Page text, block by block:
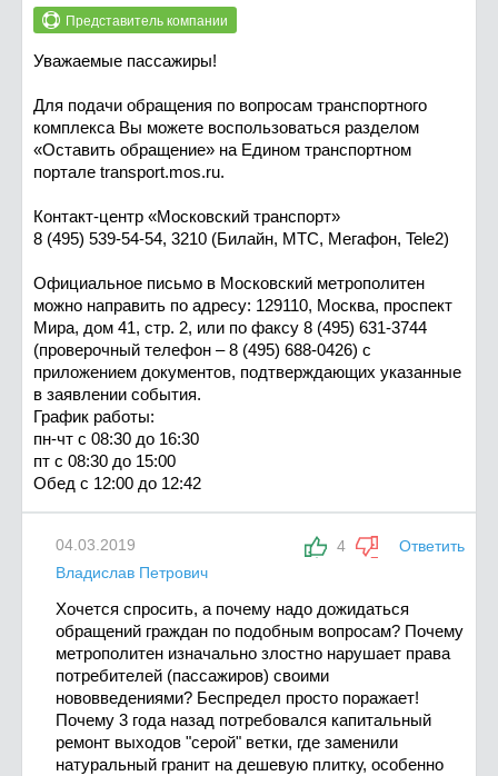
Представитель компании
Уважаемые пассажиры!
Для подачи обращения по вопросам транспортного
комплекса Вы можете воспользоваться разделом
«Оставить обращение» на Едином транспортном
портале transport.mos.ru.
Контакт-центр «Московский транспорт»
8 (495) 539-54-54, 3210 (Билайн, МТС, Мегафон, Tele2)
Официальное письмо в Московский метрополитен
можно направить по адресу: 129110, Москва, проспект
Мира, дом 41, стр. 2, или по факсу 8 (495) 631-3744
(проверочный телефон – 8 (495) 688-0426) с
приложением документов, подтверждающих указанные
в заявлении события.
График работы:
пн-чт с 08:30 до 16:30
пт с 08:30 до 15:00
Обед с 12:00 до 12:42
4 Ответить
04.03.2019
Владислав Петрович
Хочется спросить, а почему надо дожидаться
обращений граждан по подобным вопросам? Почему
метрополитен изначально злостно нарушает права
потребителей (пассажиров) своими
нововведениями? Беспредел просто поражает!
Почему 3 года назад потребовался капитальный
ремонт выходов "серой" ветки, где заменили
натуральный гранит на дешевую плитку, особенно